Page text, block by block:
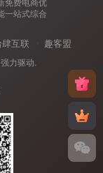
一站式综合
互联 趣客盟
强力驱动.